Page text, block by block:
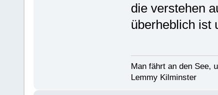
die verstehen
überheblich ist
Man fährt an den See,
Lemmy Kilminster